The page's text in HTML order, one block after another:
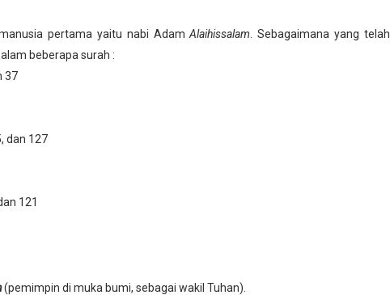
pertama yaitu nabi AdamAlaihissalam . Sebagaimana yang telah
beberapa surah :
37
dan 127
121
(pemimpin di muka bumi, sebagai wakil Tuhan).